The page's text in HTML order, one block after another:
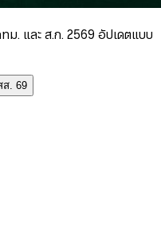
ม. และ ส.ก. 2569 อัปเดตแบบ
ส. 69